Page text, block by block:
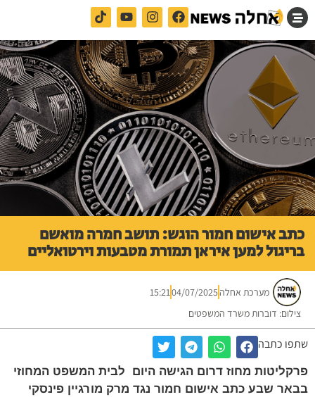
כתב אישום חמור הוגש: תושב חמרה מואשם
בריגול למען איראן תמורת מטבעות וירטואליים
מערכת אחלה04/07/2025
15:21
צילום: דוברות משרד המשפטים
שתפו כתבה
פרקליטות מחוז דרום הגישה היום לבית המשפט המחוזי
בבאר שבע כתב אישום חמור נגד מרק מורגיין פינסקי